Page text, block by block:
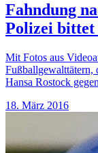
Fahndung
Polizei
Mit Fotos aus
Fußballgewalttätern,
Hansa Rostock
18. März 2016